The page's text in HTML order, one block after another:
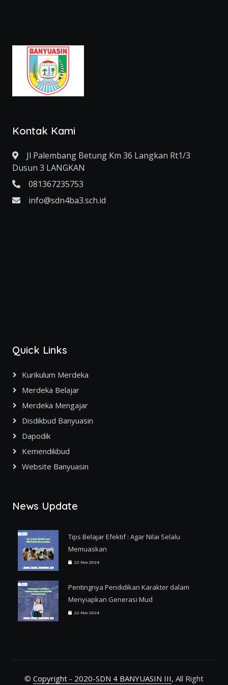
Kontak Kami
Jl Palembang Betung Km 36 Langkan Rt1/3
Dusun 3 LANGKAN
081367235753
info@sdn4ba3.sch.id
Quick Links
Kurikulum Merdeka
Merdeka Belajar
Merdeka Mengajar
Disdikbud Banyuasin
Dapodik
Kemendikbud
Website Banyuasin
News Update
Tips Belajar Efektif : Agar Nilai Selalu
Memuaskan
22 Nov 2024
Pentingnya Pendidikan Karakter dalam
Menyiapkan Generasi Mud
22 Nov 2024
© Copyright - 2020-SDN 4 BANYUASIN III, All Right